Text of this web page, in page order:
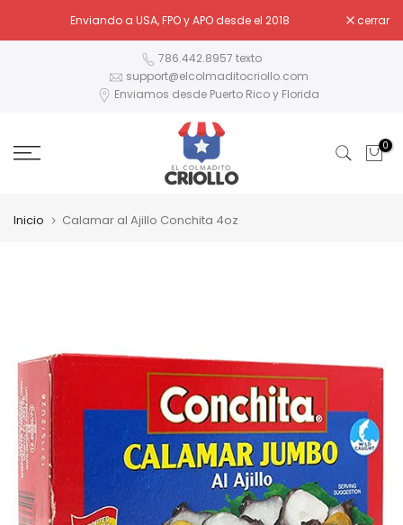
al
¿Tiene preguntas? Inicie un chat con nosotros abajo.
Enviando a USA, FPO y APO desde el 2018 cerrar
786.442.8957 texto
support@elcolmaditocriollo.com
Enviamos desde Puerto Rico y Florida
0
Inicio Calamar al Ajillo Conchita 4oz